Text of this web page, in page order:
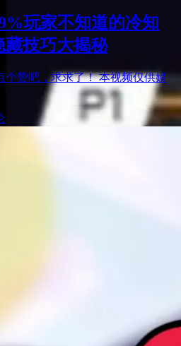
玩家不知道的冷知
藏技巧大揭秘
个赞吧，求求了！ 本视频仅供娱